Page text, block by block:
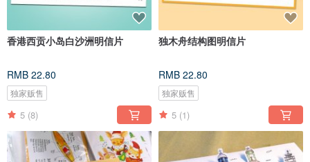
香港西贡小岛白沙洲明信片
RMB 22.80
独家贩售
5 (8)
独木舟结构图明信片
RMB 22.80
独家贩售
5 (1)